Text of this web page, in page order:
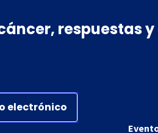
respuestas
electrónico